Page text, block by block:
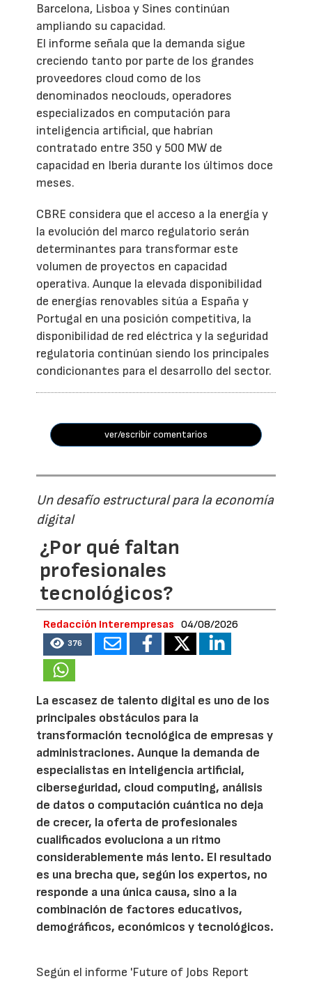
Barcelona, Lisboa y Sines continúan
ampliando su capacidad.
El informe señala que la demanda sigue
creciendo tanto por parte de los grandes
proveedores cloud como de los
denominados neoclouds, operadores
especializados en computación para
inteligencia artificial, que habrían
contratado entre 350 y 500 MW de
capacidad en Iberia durante los últimos doce
meses.
CBRE considera que el acceso a la energía y
la evolución del marco regulatorio serán
determinantes para transformar este
volumen de proyectos en capacidad
operativa. Aunque la elevada disponibilidad
de energías renovables sitúa a España y
Portugal en una posición competitiva, la
disponibilidad de red eléctrica y la seguridad
regulatoria continúan siendo los principales
condicionantes para el desarrollo del sector.
ver/escribir comentarios
Un desafío estructural para la economía
digital
¿Por qué faltan
profesionales
tecnológicos?
Redacción Interempresas 04/08/2026
376
La escasez de talento digital es uno de los
principales obstáculos para la
transformación tecnológica de empresas y
administraciones. Aunque la demanda de
especialistas en inteligencia artificial,
ciberseguridad, cloud computing, análisis
de datos o computación cuántica no deja
de crecer, la oferta de profesionales
cualificados evoluciona a un ritmo
considerablemente más lento. El resultado
es una brecha que, según los expertos, no
responde a una única causa, sino a la
combinación de factores educativos,
demográficos, económicos y tecnológicos.
Según el informe 'Future of Jobs Report